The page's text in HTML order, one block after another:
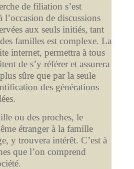
de filiation s’est
l’occasion de discussions
aux seuls initiés, tant
familles est complexe. La
internet, permettra à tous
de s’y référer et assurera
sûre que par la seule
des générations
ou des proches, le
étranger à la famille
y trouvera intérêt. C’est à
que l’on comprend